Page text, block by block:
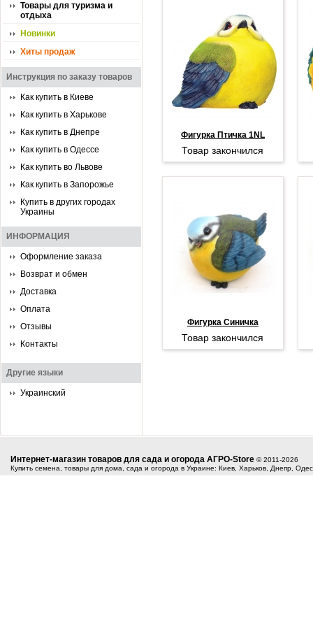
Товары для туризма и
отдыха
Новинки
Хиты продаж
Инструкция по заказу товаров
Как купить в Киеве
Как купить в Харькове
Как купить в Днепре
Как купить в Одессе
Как купить во Львове
Как купить в Запорожье
Купить в других городах
Украины
ИНФОРМАЦИЯ
Оформление заказа
Возврат и обмен
Доставка
Оплата
Отзывы
Контакты
Другие языки
Украинский
Фигурка Птичка 1NL
Товар закончился
Фигурка Синичка
Товар закончился
Интернет-магазин товаров для сада и огорода АГРО-Store © 2011-2026
Купить семена, товары для дома, сада и огорода в Украине: Киев, Харьков, Днепр,